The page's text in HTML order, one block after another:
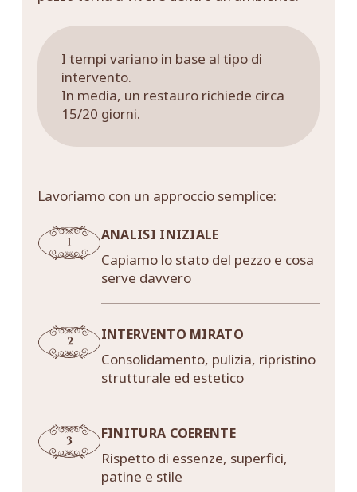
I tempi variano in base al tipo di
intervento.
In media, un restauro richiede circa
15/20 giorni.
Lavoriamo con un approccio semplice:
ANALISI INIZIALE
Capiamo lo stato del pezzo e cosa
serve davvero
INTERVENTO MIRATO
Consolidamento, pulizia, ripristino
strutturale ed estetico
FINITURA COERENTE
Rispetto di essenze, superfici,
patine e stile